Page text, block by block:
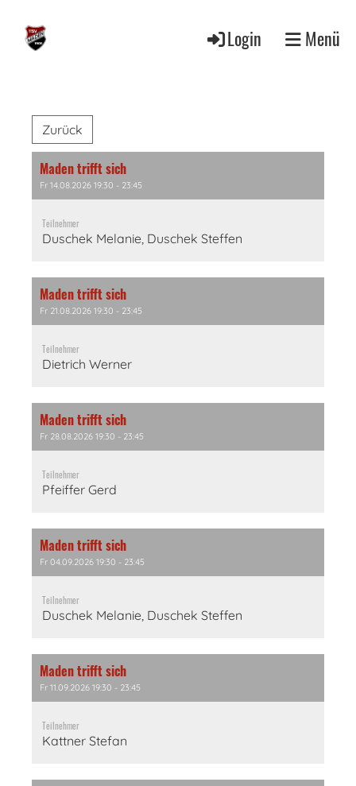
Login Menü
Zurück
Maden trifft sich
Fr 14.08.2026 19:30 - 23:45
Teilnehmer
Duschek Melanie, Duschek Steffen
Maden trifft sich
Fr 21.08.2026 19:30 - 23:45
Teilnehmer
Dietrich Werner
Maden trifft sich
Fr 28.08.2026 19:30 - 23:45
Teilnehmer
Pfeiffer Gerd
Maden trifft sich
Fr 04.09.2026 19:30 - 23:45
Teilnehmer
Duschek Melanie, Duschek Steffen
Maden trifft sich
Fr 11.09.2026 19:30 - 23:45
Teilnehmer
Kattner Stefan